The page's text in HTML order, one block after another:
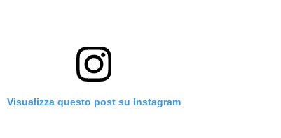
Visualizza questo post su Instagram